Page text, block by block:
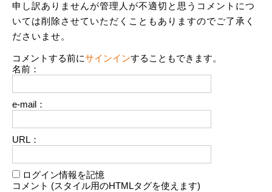
申し訳ありませんが管理人が不適切と思うコメントにつ
いては削除させていただくこともありますのでご了承く
ださいませ。
コメントする前にサインインすることもできます。
名前：
e-mail：
URL：
ログイン情報を記憶
コメント (スタイル用のHTMLタグを使えます)